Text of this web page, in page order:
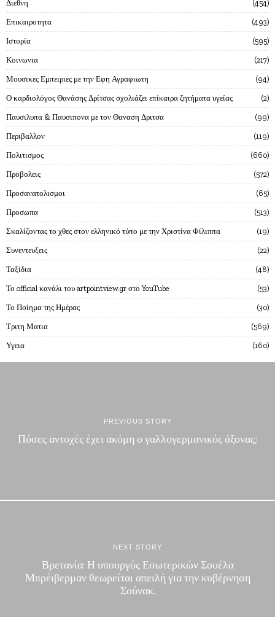
Διεθνη 454
Επικαιροτητα 493
Ιστορία 595
Κοινωνια 217
Μουσικες Εμπειριες με την Εφη Αγραφιωτη 94
Ο καρδιολόγος Θανάσης Δρίτσας σχολιάζει επίκαιρα ζητήματα υγείας 2
Παυσιλυπα & Παυσιπονα με τον Θαναση Δριτσα 99
Περιβαλλον 119
Πολιτισμος 660
Προβολεις 572
Προσανατολισμοι 65
Προσωπα 513
Σκαλίζοντας το χθες στον ελληνικό τύπο με την Χριστίνα Φίλιππα 19
Συνεντευξεις 22
Ταξίδια 48
Το official κανάλι του artpointview.gr στο YouTube 53
Το Ποίημα της Ημέρας 30
Τριτη Ματια 569
Υγεια 160
PREVIOUS STORY
Πόσες αντοχές έχει ακόμη ο γαλλογερμανικός άξονας;
NEXT STORY
Βρετανία: Η υπουργός Εσωτερικών Σουέλα
Μπρέιβερμαν θεωρείται απειλή για την κυβέρνηση
Σούνακ.